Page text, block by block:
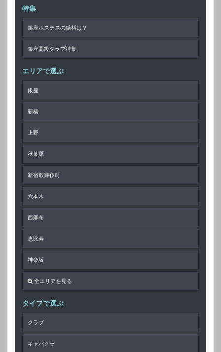
特集
銀座ホステスの給料は？
銀座高級クラブ特集
エリアで選ぶ
銀座
新橋
上野
秋葉原
新宿歌舞伎町
六本木
西麻布
恵比寿
神楽坂
全エリアを見る
タイプで選ぶ
クラブ
キャバクラ